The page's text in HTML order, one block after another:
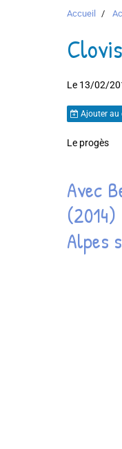
Accueil
Le 13/02/
Ajouter au
Le progès
Avec
Alpes